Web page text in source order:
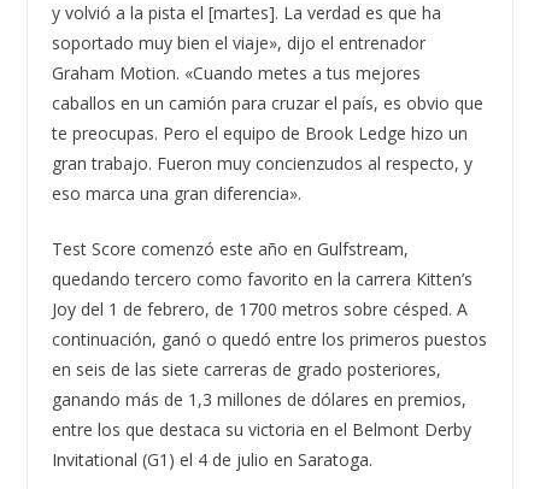
y volvió a la pista el [martes]. La verdad es que ha
soportado muy bien el viaje», dijo el entrenador
Graham Motion. «Cuando metes a tus mejores
caballos en un camión para cruzar el país, es obvio que
te preocupas. Pero el equipo de Brook Ledge hizo un
gran trabajo. Fueron muy concienzudos al respecto, y
eso marca una gran diferencia».
Test Score comenzó este año en Gulfstream,
quedando tercero como favorito en la carrera Kitten’s
Joy del 1 de febrero, de 1700 metros sobre césped. A
continuación, ganó o quedó entre los primeros puestos
en seis de las siete carreras de grado posteriores,
ganando más de 1,3 millones de dólares en premios,
entre los que destaca su victoria en el Belmont Derby
Invitational (G1) el 4 de julio en Saratoga.